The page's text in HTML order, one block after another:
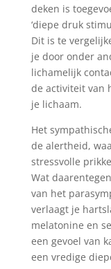
deken is
‘diepe druk
Dit is te
je door onder
lichamelijk
de activiteit van
je lichaam.
Het
de alertheid,
stressvolle
Wat
van het
verlaagt je
melatonine en
een gevoel van
een vredige